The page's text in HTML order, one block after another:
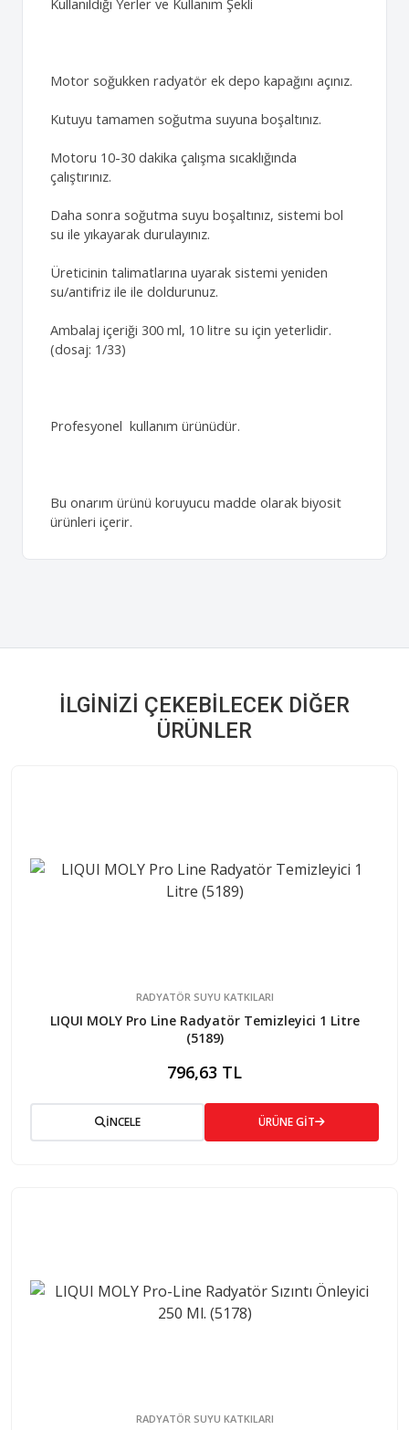
Kullanıldığı Yerler ve Kullanım Şekli
Motor soğukken radyatör ek depo kapağını açınız.
Kutuyu tamamen soğutma suyuna boşaltınız.
Motoru 10-30 dakika çalışma sıcaklığında
çalıştırınız.
Daha sonra soğutma suyu boşaltınız, sistemi bol
su ile yıkayarak durulayınız.
Üreticinin talimatlarına uyarak sistemi yeniden
su/antifriz ile ile doldurunuz.
Ambalaj içeriği 300 ml, 10 litre su için yeterlidir.
(dosaj: 1/33)
Profesyonel kullanım ürünüdür.
Bu onarım ürünü koruyucu madde olarak biyosit
ürünleri içerir.
İLGINIZI ÇEKEBILECEK DIĞER
ÜRÜNLER
RADYATÖR SUYU KATKILARI
LIQUI MOLY Pro Line Radyatör Temizleyici 1 Litre
(5189)
796,63 TL
İNCELE ÜRÜNE GİT
RADYATÖR SUYU KATKILARI